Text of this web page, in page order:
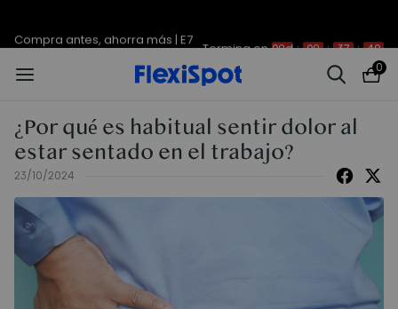
Plus -200 €
0
¿Por qué es habitual sentir dolor al
estar sentado en el trabajo?
23/10/2024